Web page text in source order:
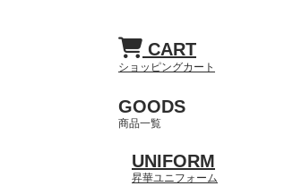
CART
ショッピングカート
GOODS
商品一覧
UNIFORM
昇華ユニフォーム